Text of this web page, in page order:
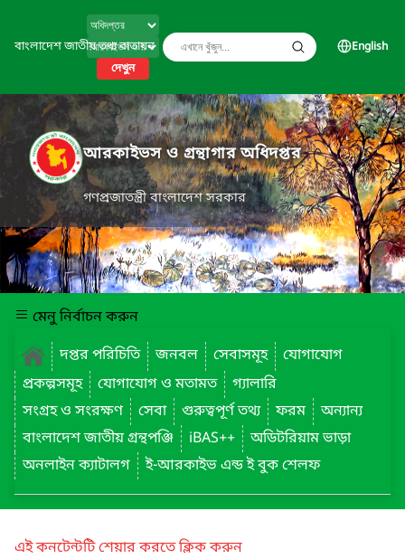
বাংলাদেশ জাতীয় তথ্য বাতায়ন
দেখুন
English
আরকাইভস ও গ্রন্থাগার অধিদপ্তর
গণপ্রজাতন্ত্রী বাংলাদেশ সরকার
মেনু নির্বাচন করুন
দপ্তর পরিচিতি
জনবল সেবাসমূহ
যোগাযোগ
প্রকল্পসমূহ
যোগাযোগ ও মতামত
গ্যালারি
সংগ্রহ ও সংরক্ষণ
সেবা গুরুত্বপূর্ণ তথ্য ফরম
অন্যান্য
বাংলাদেশ জাতীয় গ্রন্থপঞ্জি
iBAS++
অডিটরিয়াম ভাড়া
অনলাইন ক্যাটালগ
ই-আরকাইভ এন্ড ই বুক শেলফ
এই কনটেন্টটি শেয়ার করতে ক্লিক করুন